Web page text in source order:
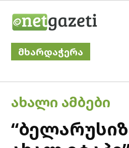
მხარდაჭერა
POSTED
IN
ᲐᲮᲐᲚᲘ ᲐᲛᲑᲔᲑᲘ